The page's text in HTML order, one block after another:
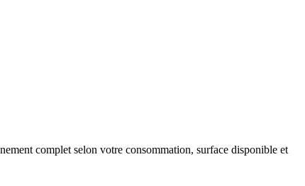
complet selon votre consommation, surface disponible et